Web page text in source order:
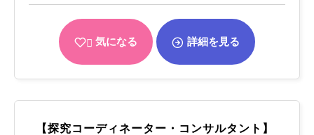
気になる 詳細を見る
【探究コーディネーター・コンサルタント】